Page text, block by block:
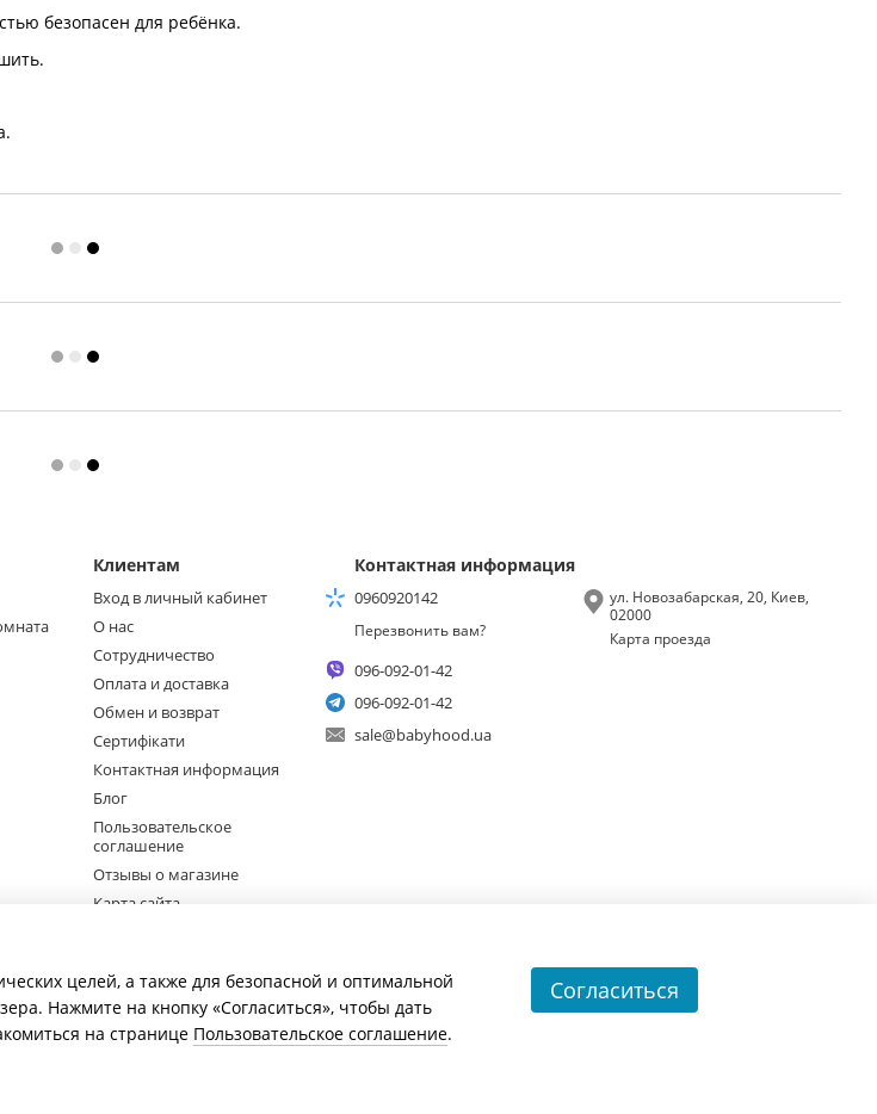
безопасен для ребёнка.
Клиентам
Вход в личный кабинет
О нас
Сотрудничество
Оплата и доставка
Обмен и возврат
Сертифікати
Контактная информация
Блог
Пользовательское
соглашение
Отзывы о магазине
Карта сайта
Контактная информация
0960920142
Перезвонить вам?
096-092-01-42
096-092-01-42
sale@babyhood.ua
ул. Новозабарская, 20, Киев,
02000
Карта проезда
целей, а также для безопасной и оптимальной
Нажмите на кнопку «Согласиться», чтобы дать
на странице Пользовательское соглашение.
Согласиться